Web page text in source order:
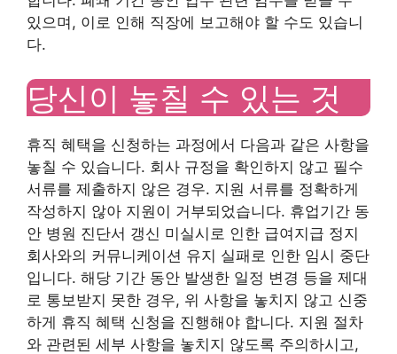
있으며, 이로 인해 직장에 보고해야 할 수도 있습니
다.
당신이 놓칠 수 있는 것
휴직 혜택을 신청하는 과정에서 다음과 같은 사항을
놓칠 수 있습니다. 회사 규정을 확인하지 않고 필수
서류를 제출하지 않은 경우. 지원 서류를 정확하게
작성하지 않아 지원이 거부되었습니다. 휴업기간 동
안 병원 진단서 갱신 미실시로 인한 급여지급 정지
회사와의 커뮤니케이션 유지 실패로 인한 임시 중단
입니다. 해당 기간 동안 발생한 일정 변경 등을 제대
로 통보받지 못한 경우, 위 사항을 놓치지 않고 신중
하게 휴직 혜택 신청을 진행해야 합니다. 지원 절차
와 관련된 세부 사항을 놓치지 않도록 주의하시고,